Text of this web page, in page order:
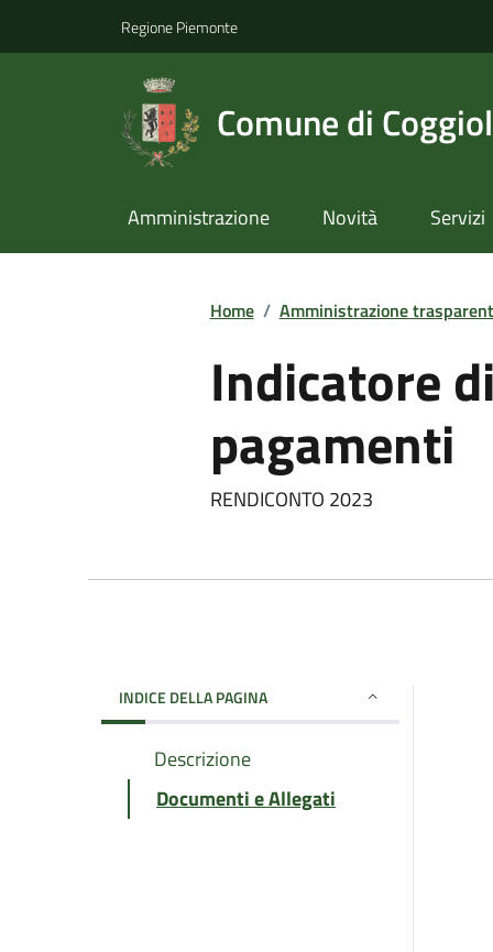
Regione Piemonte
Comune di
Amministrazione Novità Servizi
Home / Amministrazione
Indicatore
pagamenti
RENDICONTO 2023
INDICE DELLA PAGINA
Descrizione
Documenti e Allegati